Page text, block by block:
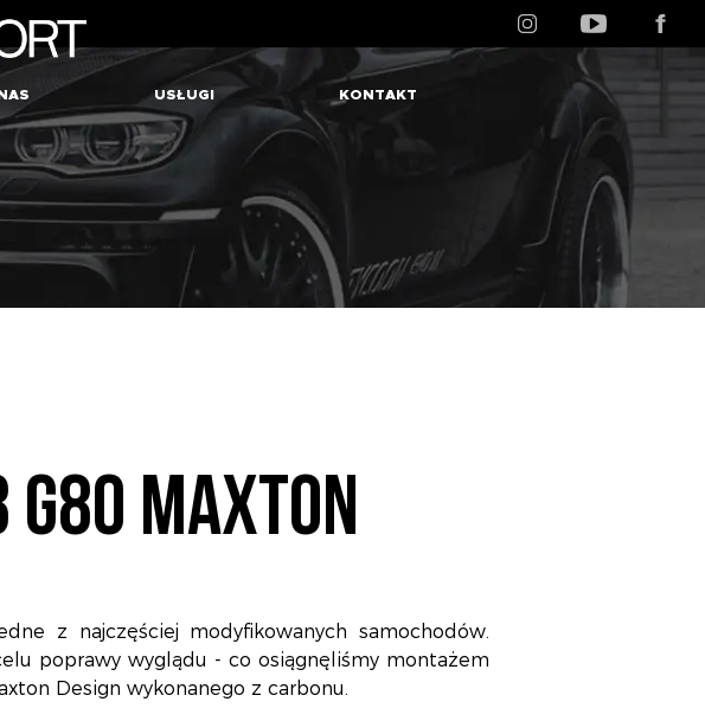
USŁUGI KONTAKT
MAXTON
z najczęściej modyfikowanych samochodów.
poprawy wyglądu - co osiągnęliśmy montażem
Design wykonanego z carbonu.